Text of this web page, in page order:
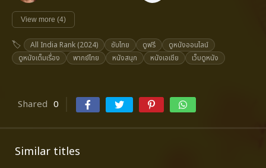
View more (4)
All India Rank (2024) ซับไทย ดูฟรี
ดูหนังออนไลน์
ดูหนังเต็มเรื่อง
พากย์ไทย หนังสนุก หนังเอเชีย เว็บดูหนัง
Shared 0
Similar titles